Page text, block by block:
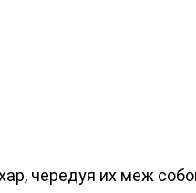
чередуя их меж